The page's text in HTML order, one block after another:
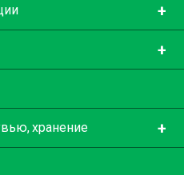
+
+
+
хранение